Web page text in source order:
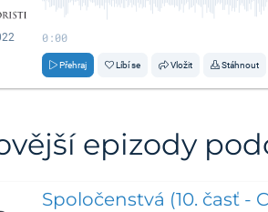
0:00
Přehraj Líbí se Vložit Stáhnout
epizody
Spoločenstvá (10. časť -